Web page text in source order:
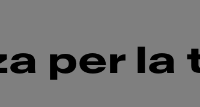
per la